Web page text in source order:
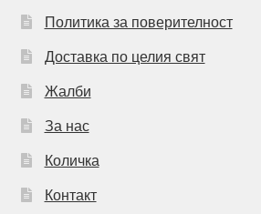
Политика за поверителност
Доставка по целия свят
Жалби
За нас
Количка
Контакт